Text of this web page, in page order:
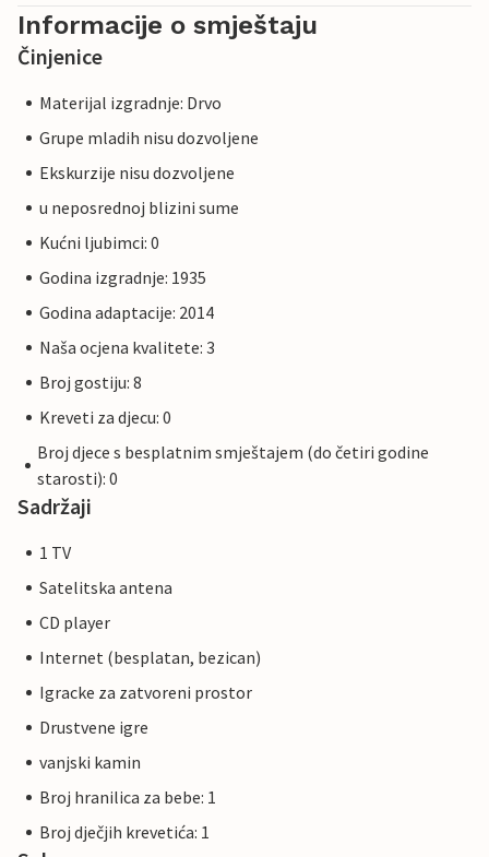
Informacije o smještaju
Činjenice
Materijal izgradnje: Drvo
Grupe mladih nisu dozvoljene
Ekskurzije nisu dozvoljene
u neposrednoj blizini sume
Kućni ljubimci: 0
Godina izgradnje: 1935
Godina adaptacije: 2014
Naša ocjena kvalitete: 3
Broj gostiju: 8
Kreveti za djecu: 0
Broj djece s besplatnim smještajem (do četiri godine
starosti): 0
Sadržaji
1 TV
Satelitska antena
CD player
Internet (besplatan, bezican)
Igracke za zatvoreni prostor
Drustvene igre
vanjski kamin
Broj hranilica za bebe: 1
Broj dječjih krevetića: 1